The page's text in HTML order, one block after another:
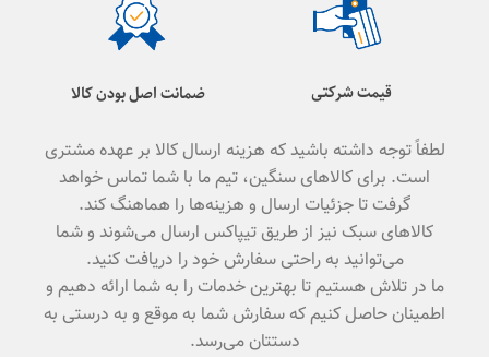
قیمت شرکتی ضمانت اصل بودن کالا
لطفاً توجه داشته باشید که هزینه ارسال کالا بر عهده مشتری
است. برای کالاهای سنگین، تیم ما با شما تماس خواهد
گرفت تا جزئیات ارسال و هزینه‌ها را هماهنگ کند.
کالاهای سبک نیز از طریق تیپاکس ارسال می‌شوند و شما
می‌توانید به راحتی سفارش خود را دریافت کنید.
ما در تلاش هستیم تا بهترین خدمات را به شما ارائه دهیم و
اطمینان حاصل کنیم که سفارش شما به موقع و به درستی به
دستتان می‌رسد.